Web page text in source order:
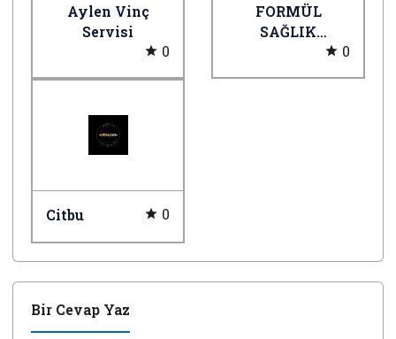
Aylen Vinç
Servisi
0
FORMÜL
SAĞLIK
ÜRÜNLERİ A.Ş.0
Citbu 0
Bir Cevap Yaz